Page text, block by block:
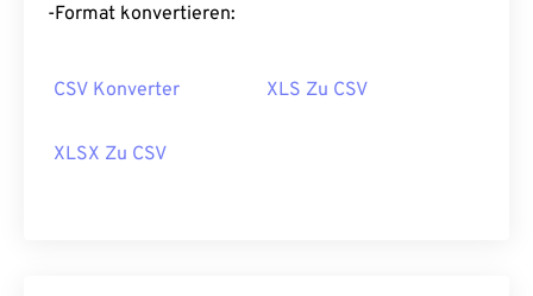
-Format konvertieren:
CSV Konverter XLS Zu CSV
XLSX Zu CSV